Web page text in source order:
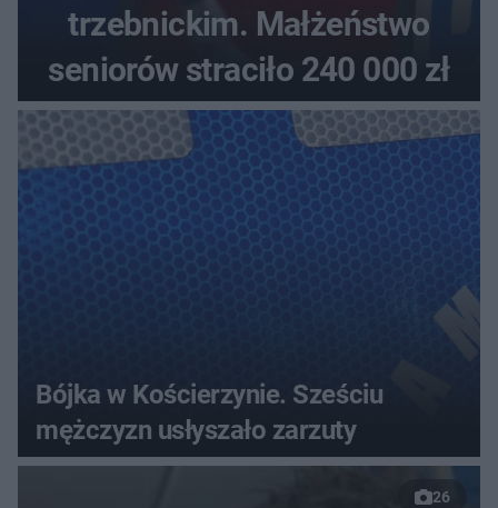
trzebnickim. Małżeństwo
seniorów straciło 240 000 zł
Bójka w Kościerzynie. Sześciu
mężczyzn usłyszało zarzuty
26